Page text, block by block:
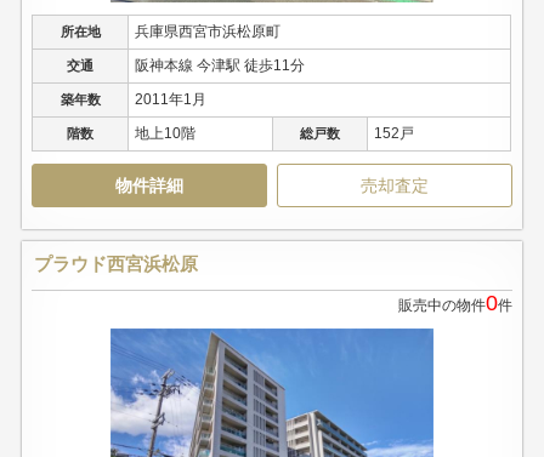
所在地 兵庫県西宮市浜松原町
交通 阪神本線 今津駅 徒歩11分
築年数 2011年1月
階数 地上10階 総戸数 152戸
物件詳細 売却査定
プラウド西宮浜松原
販売中の物件0件